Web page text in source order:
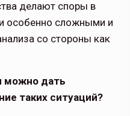
делают споры в
особенно сложными и
со стороны как
можно дать
таких ситуаций?